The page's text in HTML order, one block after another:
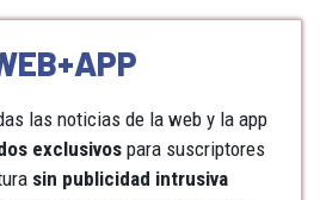
las noticias de la web y la app
exclusivospara suscriptores
sin publicidad intrusiva